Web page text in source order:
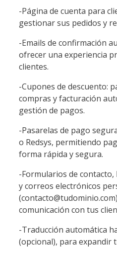
-Página de cuenta para
gestionar sus pedidos y
-Emails de confirmación
ofrecer una experiencia
clientes.
-Cupones de descuento:
compras y facturación
gestión de pagos.
-Pasarelas de pago
o Redsys, permitiendo
forma rápida y segura.
-Formularios de contacto,
y correos electrónicos
comunicación con tus
-Traducción automática
(opcional), para expandir